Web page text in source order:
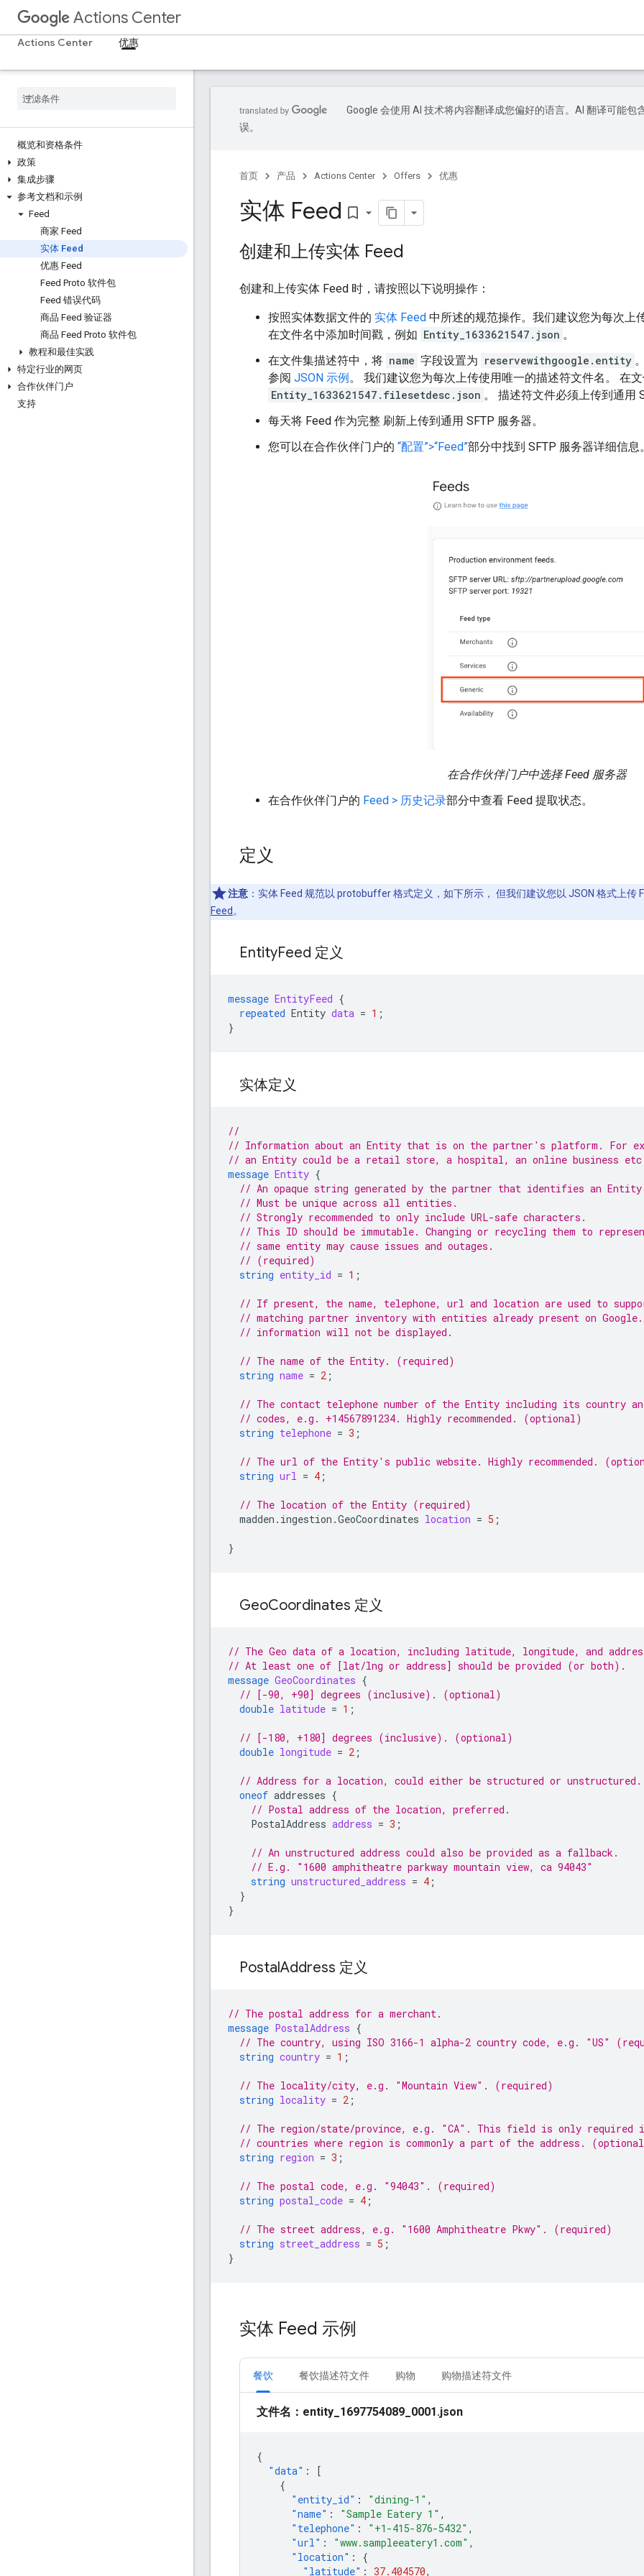
Actions Center
Actions Center 优惠
概览和资格条件
政策
集成步骤
参考文档和示例
Feed
商家 Feed
实体 Feed
优惠 Feed
Feed Proto 软件包
Feed 错误代码
商品 Feed 验证器
商品 Feed Proto 软件包
教程和最佳实践
特定行业的网页
合作伙伴门户
支持
Google 会使用 AI 技术将内容翻译成您偏好的语言。AI 翻译可能包
误。
首页 产品 Actions Center Offers 优惠
实体 Feed bookmark_border
创建和上传实体 Feed
创建和上传实体 Feed 时，请按照以下说明操作：
按照实体数据文件的 实体 Feed 中所述的规范操作。我们建议您为每次上
在文件名中添加时间戳，例如 Entity_1633621547.json 。
在文件集描述符中，将 name 字段设置为 reservewithgoogle.entity
参阅 JSON 示例。 我们建议您为每次上传使用唯一的描述符文件名。 在
Entity_1633621547.filesetdesc.json 。 描述符文件必须上传到通用
每天将 Feed 作为完整 刷新上传到通用 SFTP 服务器。
您可以在合作伙伴门户的 “配置”>“Feed”部分中找到 SFTP 服务器详细信息
在合作伙伴门户中选择 Feed 服务器
在合作伙伴门户的 Feed > 历史记录部分中查看 Feed 提取状态。
定义
注意 ：实体 Feed 规范以 protobuffer 格式定义，如下所示， 但我们建议您以 JSON 格式上传
Feed。
EntityFeed 定义
message EntityFeed {
repeated Entity data = 1 ;
}
实体定义
//
// Information about an Entity that is on the partner's platform. For
// an Entity could be a retail store, a hospital, an online business
message Entity {
// An opaque string generated by the partner that identifies an
// Must be unique across all entities.
// Strongly recommended to only include URL-safe characters.
// This ID should be immutable. Changing or recycling them to
// same entity may cause issues and outages.
// (required)
string entity_id = 1 ;
// If present, the name, telephone, url and location are used to
// matching partner inventory with entities already present on
// information will not be displayed.
// The name of the Entity. (required)
string name = 2 ;
// The contact telephone number of the Entity including its country
// codes, e.g. +14567891234. Highly recommended. (optional)
string telephone = 3 ;
// The url of the Entity's public website. Highly recommended.
string url = 4 ;
// The location of the Entity (required)
madden.ingestion.GeoCoordinates location = 5 ;
}
GeoCoordinates 定义
// The Geo data of a location, including latitude, longitude, and
// At least one of [lat/lng or address] should be provided (or both).
message GeoCoordinates {
// [-90, +90] degrees (inclusive). (optional)
double latitude = 1 ;
// [-180, +180] degrees (inclusive). (optional)
double longitude = 2 ;
// Address for a location, could either be structured or unstructured.
oneof addresses {
// Postal address of the location, preferred.
PostalAddress address = 3 ;
// An unstructured address could also be provided as a fallback.
// E.g. "1600 amphitheatre parkway mountain view, ca 94043"
string unstructured_address = 4 ;
}
}
PostalAddress 定义
// The postal address for a merchant.
message PostalAddress {
// The country, using ISO 3166-1 alpha-2 country code, e.g. "US"
string country = 1 ;
// The locality/city, e.g. "Mountain View". (required)
string locality = 2 ;
// The region/state/province, e.g. "CA". This field is only required
// countries where region is commonly a part of the address.
string region = 3 ;
// The postal code, e.g. "94043". (required)
string postal_code = 4 ;
// The street address, e.g. "1600 Amphitheatre Pkwy". (required)
string street_address = 5 ;
}
实体 Feed 示例
餐饮 餐饮描述符文件 购物 购物描述符文件
文件名：entity_1697754089_0001.json
{
"data" :
[
{
"entity_id" : "dining-1" ,
"name" : "Sample Eatery 1" ,
"telephone" : "+1-415-876-5432" ,
"url" : "www.sampleeatery1.com" ,
"location" :
{
"latitude" : 37.404570,